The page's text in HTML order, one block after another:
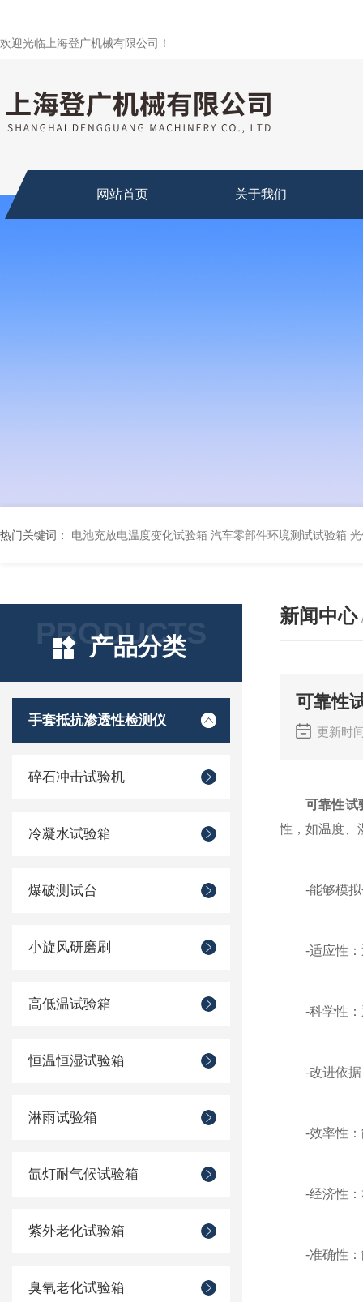
欢迎光临上海登广机械有限公司！
网站首页 关于我们
热门关键词： 电池充放电温度变化试验箱 汽车零部件环境测试试验箱
PRODUCTS
产品分类
手套抵抗渗透性检测仪
碎石冲击试验机
冷凝水试验箱
爆破测试台
小旋风研磨刷
高低温试验箱
恒温恒湿试验箱
淋雨试验箱
氙灯耐气候试验箱
紫外老化试验箱
臭氧老化试验箱
新闻中心
可靠性
更新时
可靠性试
性，如温度、
-能够模拟包
-适应性：通
-科学性：通
-改进依据：
-效率性：能
-经济性：相
-准确性：能